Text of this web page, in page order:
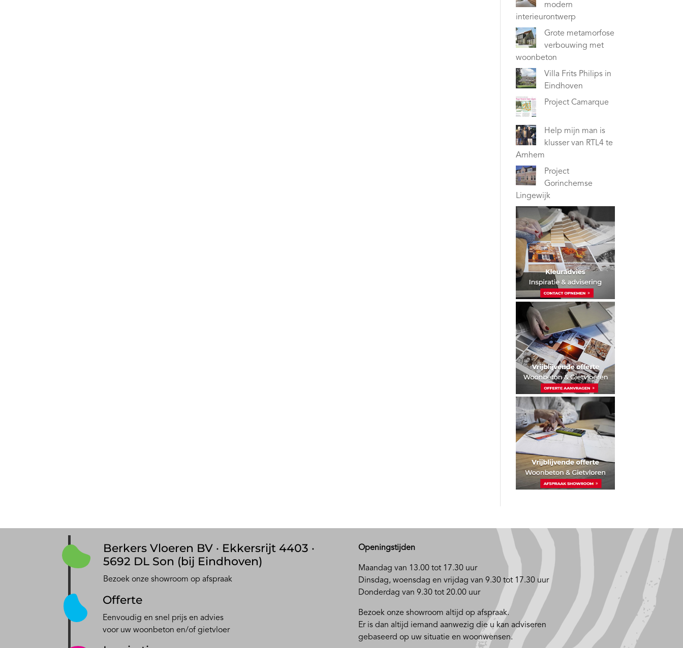
modern
interieurontwerp
Grote metamorfose
verbouwing met
woonbeton
Villa Frits Philips in
Eindhoven
Project Camarque
Help mijn man is
klusser van RTL4 te
Arnhem
Project
Gorinchemse
Lingewijk
Berkers Vloeren BV · Ekkersrijt 4403 ·
5692 DL Son (bij Eindhoven)
Bezoek onze showroom op afspraak
Offerte
Eenvoudig en snel prijs en advies
voor uw woonbeton en/of gietvloer
Openingstijden
Maandag van 13.00 tot 17.30 uur
Dinsdag, woensdag en vrijdag van 9.30 tot 17.30 uur
Donderdag van 9.30 tot 20.00 uur
Bezoek onze showroom altijd op afspraak.
Er is dan altijd iemand aanwezig die u kan adviseren
gebaseerd op uw situatie en woonwensen.